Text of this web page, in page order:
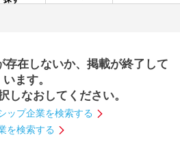
【4年生】
説明会を探す
インターンを探す
存在しないか、掲載が終了して
います。
しなおしてください。
ップ企業を検索する
を検索する